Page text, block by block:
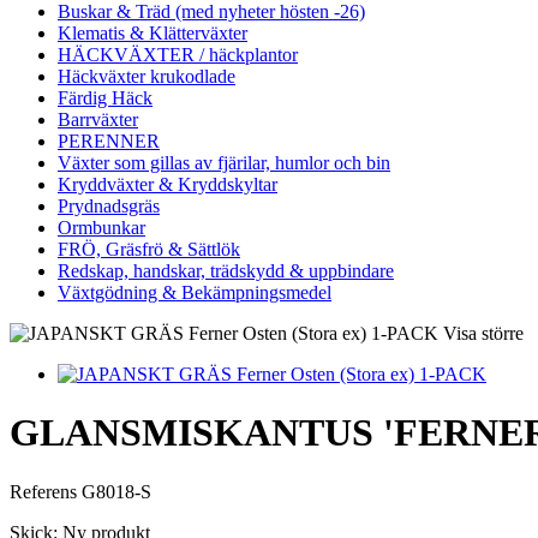
Buskar & Träd (med nyheter hösten -26)
Klematis & Klätterväxter
HÄCKVÄXTER / häckplantor
Häckväxter krukodlade
Färdig Häck
Barrväxter
PERENNER
Växter som gillas av fjärilar, humlor och bin
Kryddväxter & Kryddskyltar
Prydnadsgräs
Ormbunkar
FRÖ, Gräsfrö & Sättlök
Redskap, handskar, trädskydd & uppbindare
Växtgödning & Bekämpningsmedel
Visa större
GLANSMISKANTUS
Referens G8018-S
Skick: Ny produkt